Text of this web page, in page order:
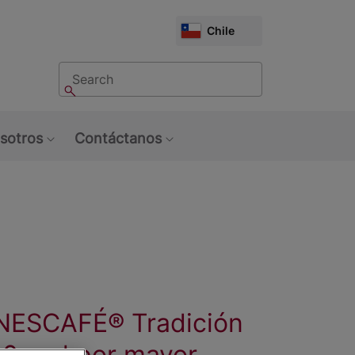
CHOOSE
MARKET
Chile
Buscar
Buscar
Contáctanos
Tradición